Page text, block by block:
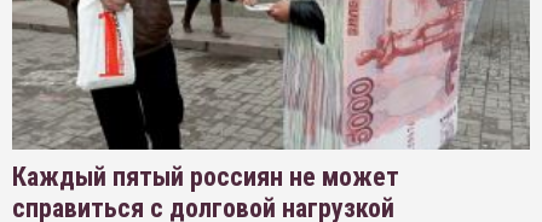
Каждый пятый россиян не может
справиться с долговой нагрузкой